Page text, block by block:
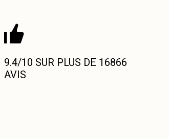
9.4/10 SUR PLUS DE 16866
AVIS